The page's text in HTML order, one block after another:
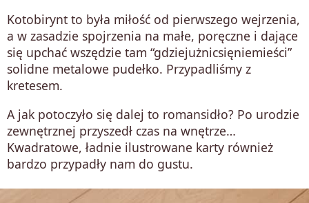
Kotobirynt to była miłość od pierwszego wejrzenia,
a w zasadzie spojrzenia na małe, poręczne i dające
się upchać wszędzie tam “gdziejużnicsięniemieści”
solidne metalowe pudełko. Przypadliśmy z
kretesem.
A jak potoczyło się dalej to romansidło? Po urodzie
zewnętrznej przyszedł czas na wnętrze…
Kwadratowe, ładnie ilustrowane karty również
bardzo przypadły nam do gustu.